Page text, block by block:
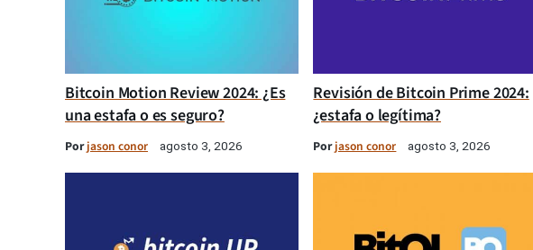
Bitcoin Motion Review 2024: ¿Es
una estafa o es seguro?
Porjason conor agosto 3, 2026
Revisión de Bitcoin Prime 2024:
¿estafa o legítima?
Porjason conor agosto 3, 2026